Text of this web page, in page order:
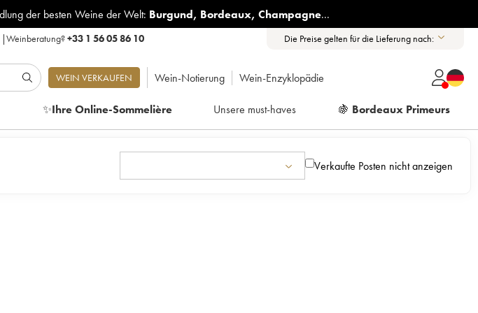
der besten Weine der Welt: Burgund, Bordeaux, Champagne...
Weinberatung?+33 1 56 05 86 10 Die Preise gelten für die Lieferung nach:
WEIN VERKAUFEN Wein-Notierung Wein-Enzyklopädie
✨Ihre Online-Sommelière Unsere must-haves 🍇 Bordeaux Primeurs
Verkaufte Posten nicht anzeigen